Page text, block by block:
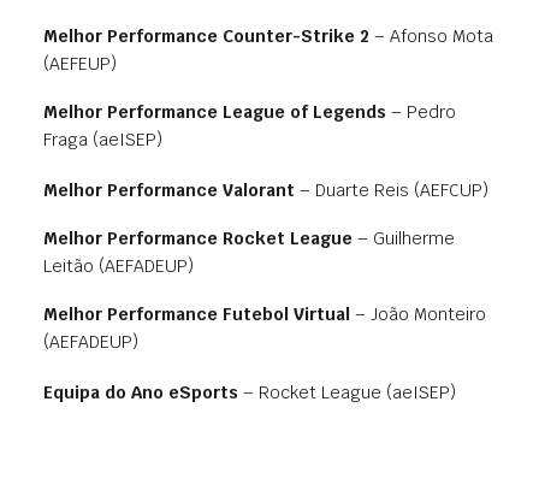
Melhor Performance Counter-Strike 2 – Afonso Mota
(AEFEUP)
Melhor Performance League of Legends – Pedro
Fraga (aeISEP)
Melhor Performance Valorant – Duarte Reis (AEFCUP)
Melhor Performance Rocket League – Guilherme
Leitão (AEFADEUP)
Melhor Performance Futebol Virtual – João Monteiro
(AEFADEUP)
Equipa do Ano eSports – Rocket League (aeISEP)